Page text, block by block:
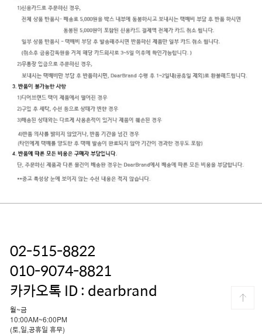
02-515-8822
010-9074-8821
카카오톡 ID : dearbrand
월~금
10:00AM~6:00PM
(토,일,공휴일 휴무)